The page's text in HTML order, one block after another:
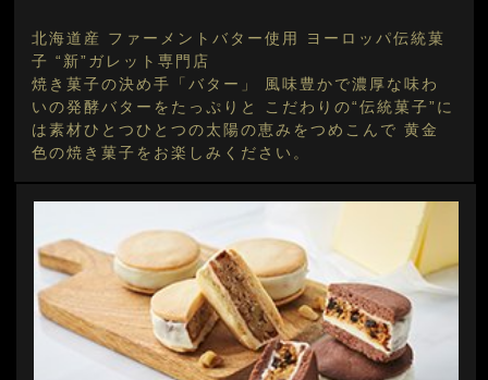
北海道産 ファーメントバター使用 ヨーロッパ伝統菓
子 “新”ガレット専門店
焼き菓子の決め手「バター」 風味豊かで濃厚な味わ
いの発酵バターをたっぷりと こだわりの“伝統菓子”に
は素材ひとつひとつの太陽の恵みをつめこんで 黄金
色の焼き菓子をお楽しみください。